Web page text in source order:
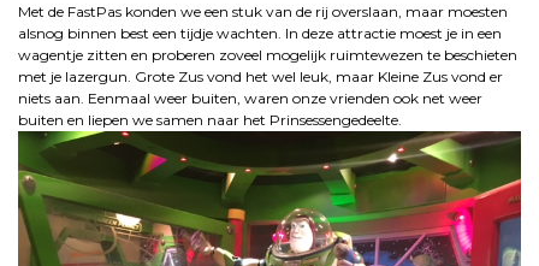
Met de FastPas konden we een stuk van de rij overslaan, maar moesten
alsnog binnen best een tijdje wachten. In deze attractie moest je in een
wagentje zitten en proberen zoveel mogelijk ruimtewezen te beschieten
met je lazergun. Grote Zus vond het wel leuk, maar Kleine Zus vond er
niets aan. Eenmaal weer buiten, waren onze vrienden ook net weer
buiten en liepen we samen naar het Prinsessengedeelte.